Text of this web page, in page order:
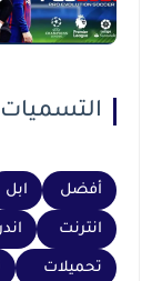
التسميات
أفضل ابل
انترنت
تحميلات